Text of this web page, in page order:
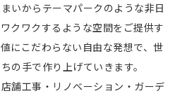
いからテーマパークのような非日
クワクするような空間をご提供す
にこだわらない自由な発想で、世
の手で作り上げていきます。
舗工事・リノベーション・ガーデ